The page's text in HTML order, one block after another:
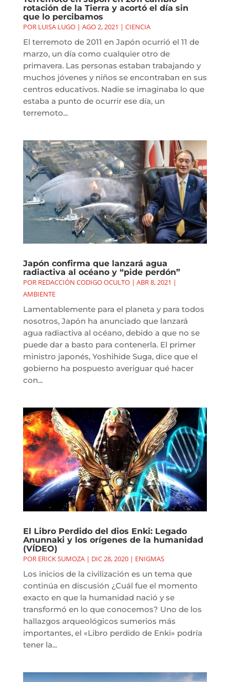
rotación de la Tierra y acortó el día sin
que lo percibamos
POR LUISA LUGO| AGO 2, 2021 | CIENCIA
El terremoto de 2011 en Japón ocurrió el 11 de
marzo, un día como cualquier otro de
primavera. Las personas estaban trabajando y
muchos jóvenes y niños se encontraban en sus
centros educativos. Nadie se imaginaba lo que
estaba a punto de ocurrir ese día, un
terremoto...
Japón confirma que lanzará agua
radiactiva al océano y “pide perdón”
POR REDACCIÓN CODIGO OCULTO| ABR 8, 2021 |
AMBIENTE
Lamentablemente para el planeta y para todos
nosotros, Japón ha anunciado que lanzará
agua radiactiva al océano, debido a que no se
puede dar a basto para contenerla. El primer
ministro japonés, Yoshihide Suga, dice que el
gobierno ha pospuesto averiguar qué hacer
con...
El Libro Perdido del dios Enki: Legado
Anunnaki y los orígenes de la humanidad
(VÍDEO)
POR ERICK SUMOZA| DIC 28, 2020| ENIGMAS
Los inicios de la civilización es un tema que
continúa en discusión ¿Cuál fue el momento
exacto en que la humanidad nació y se
transformó en lo que conocemos? Uno de los
hallazgos arqueológicos sumerios más
importantes, el «Libro perdido de Enki» podría
tener la...